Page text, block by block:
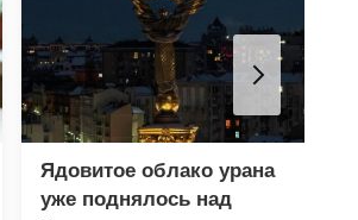
Ядовитое облако урана
уже поднялось над